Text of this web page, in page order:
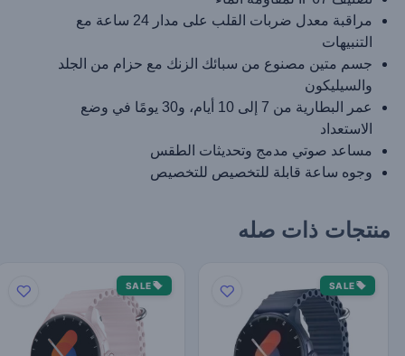
مراقبة معدل ضربات القلب على مدار 24 ساعة مع
التنبيهات
جسم متين مصنوع من سبائك الزنك مع حزام من الجلد
والسيليكون
عمر البطارية من 7 إلى 10 أيام، و30 يومًا في وضع
الاستعداد
مساعد صوتي مدمج وتحديثات الطقس
وجوه ساعة قابلة للتخصيص للتخصيص
منتجات ذات صله
SALE
SALE